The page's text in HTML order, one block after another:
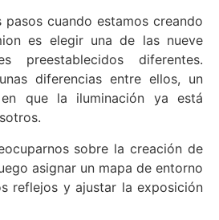
cuando estamos creando
es elegir una de las nueve
preestablecidos diferentes.
diferencias entre ellos, un
que la iluminación ya está
sobre la creación de
asignar un mapa de entorno
reflejos y ajustar la exposición